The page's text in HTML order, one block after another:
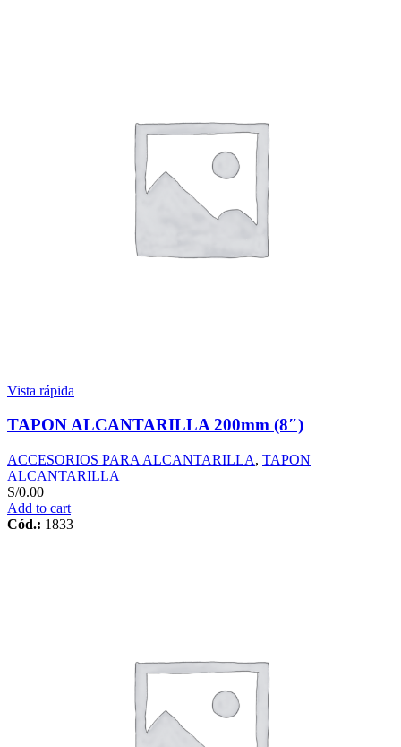
Vista rápida
TAPON ALCANTARILLA 200mm (8″)
ACCESORIOS PARA ALCANTARILLA, TAPON
ALCANTARILLA
S/0.00
Add to cart
Cód.: 1833